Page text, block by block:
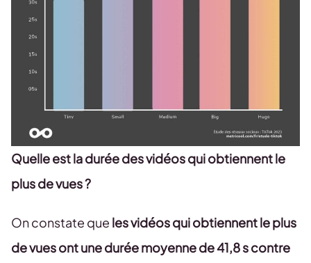
Quelle est la durée des vidéos qui obtiennent le
plus de vues ?
On constate que les vidéos qui obtiennent le plus
de vues ont une durée moyenne de 41,8 s contre